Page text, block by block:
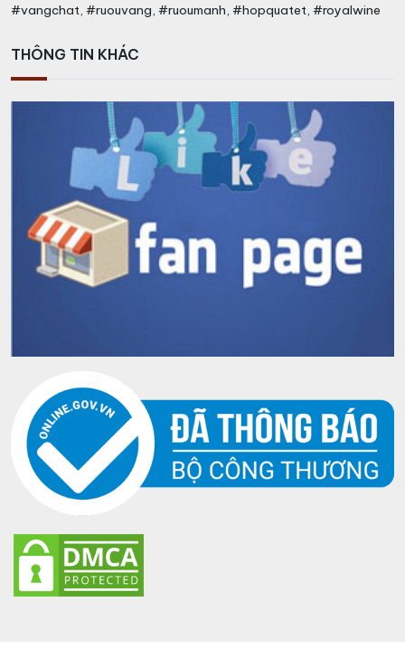
#vangchat, #ruouvang, #ruoumanh, #hopquatet, #royalwine
THÔNG TIN KHÁC